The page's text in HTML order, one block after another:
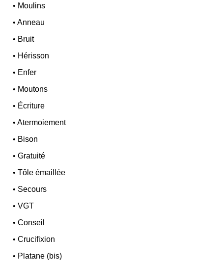
• Moulins
•Anneau
• Bruit
• Hérisson
• Enfer
• Moutons
• Écriture
•Atermoiement
• Bison
•Gratuité
•Tôle émaillée
• Secours
•VGT
•Conseil
•Crucifixion
• Platane (bis)